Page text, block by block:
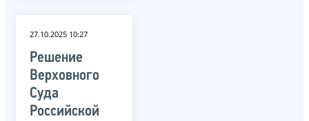
27.10.2025 10:27
Решение
Верховного
Суда
Российской